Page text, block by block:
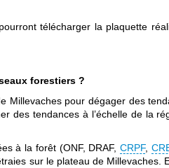
télécharger la plaquette
forestiers ?
Millevaches pour dégager des
des tendances à l’échelle de la
à la forêt (ONF, DRAF,CRPF,
sur le plateau de Millevaches.